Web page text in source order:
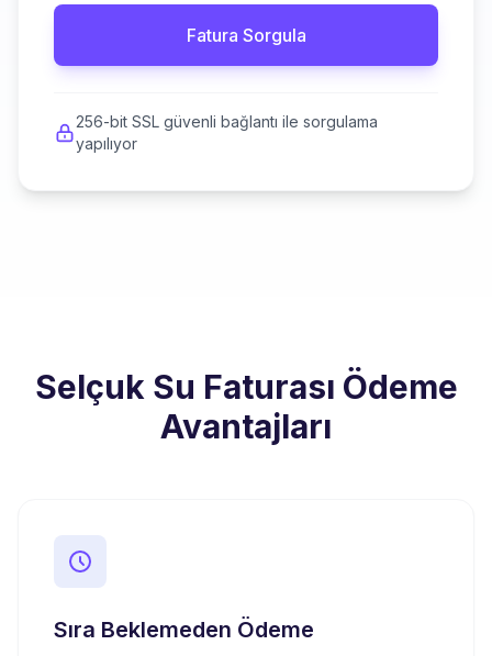
Fatura Sorgula
256-bit SSL güvenli bağlantı ile sorgulama
yapılıyor
Selçuk Su Faturası Ödeme
Avantajları
Sıra Beklemeden Ödeme